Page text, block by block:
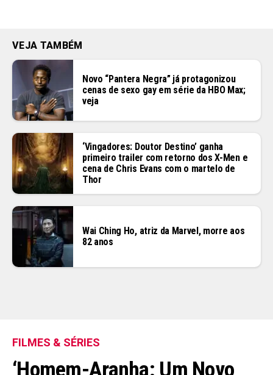
VEJA TAMBÉM
Novo “Pantera Negra” já protagonizou
cenas de sexo gay em série da HBO Max;
veja
‘Vingadores: Doutor Destino’ ganha
primeiro trailer com retorno dos X-Men e
cena de Chris Evans com o martelo de
Thor
Wai Ching Ho, atriz da Marvel, morre aos
82 anos
FILMES & SÉRIES
‘Homem-Aranha: Um Novo